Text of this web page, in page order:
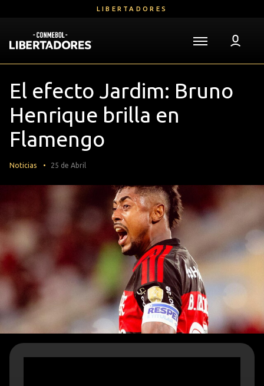
contenido
principal
LIBERTADORES
Mega
Navigation
Noticias
El efecto Jardim: Bruno
Henrique brilla en
Flamengo
25 de Abril